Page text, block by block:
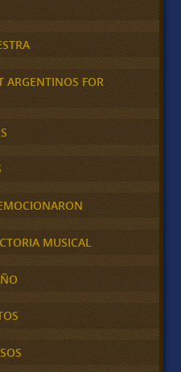
ARGENTINOS FOR
MUSICAL